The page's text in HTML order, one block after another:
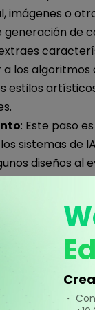
imágenes o
de
los
estilos
: Este paso
sistemas de
diseños al
hacer que
ajustes para
・